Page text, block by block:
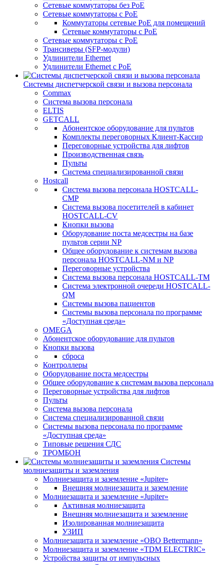
Сетевые коммутаторы без РоЕ
Сетевые коммутаторы с PoE
Коммутаторы сетевые PoE для помещений
Сетевые коммутаторы с PoE
Сетевые коммутаторы с РоЕ
Трансиверы (SFP-модули)
Удлинители Ethernet
Удлинители Ethernet с PoE
Системы диспетчерской связи и вызова персонала
Commax
Cистема вызова персонала
ELTIS
GETCALL
Абонентское оборудование для пультов
Комплекты переговорных Клиент-Кассир
Переговорные устройства для лифтов
Производственная связь
Пульты
Система специализированной связи
Hostcall
Cистема вызова персонала HOSTCALL-
CMP
Cистема вызова посетителей в кабинет
HOSTCALL-CV
Кнопки вызова
Оборудование поста медсестры на базе
пультов серии NP
Общее оборудование к системам вызова
персонала HOSTCALL-NM и NP
Переговорные устройства
Система вызова персонала HOSTCALL-TM
Система электронной очереди HOSTCALL-
QM
Системы вызова пациентов
Системы вызова персонала по программе
«Доступная среда»
OMEGA
Абонентское оборудование для пультов
Кнопки вызова
сброса
Контроллеры
Оборудование поста медсестры
Общее оборудование к системам вызова персонала
Переговорные устройства для лифтов
Пульты
Система вызова персонала
Система специализированной связи
Системы вызова персонала по программе
«Доступная среда»
Типовые решения СДС
ТРОМБОН
Системы
молниезащиты и заземления
Молниезащита и заземление «Jupiter»
Внешняя молниезащита и заземление
Молниезащита и заземление «Jupiter»
Активная молниезащита
Внешняя молниезащита и заземление
Изолированная молниезащита
УЗИП
Молниезащита и заземление «OBO Bettermann»
Молниезащита и заземление «TDM ЕLECTRIC»
Устройства защиты от импульсных